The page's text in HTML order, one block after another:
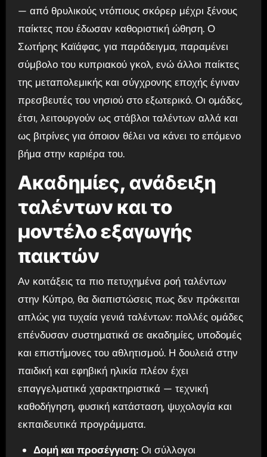
— από θρυλικούς ντόπιους σκόρερ μέχρι ξένους
παίκτες που έδωσαν καθοριστική ώθηση. Ο
Σωτήρης Καϊάφας, για παράδειγμα, παραμένει
σύμβολο του κυπριακού γκολ, ενώ άλλοι παίκτες
της μεταπολεμικής και σύγχρονης εποχής έγιναν
πρεσβευτές του νησιού στο εξωτερικό. Οι ομάδες,
έτσι, λειτουργούν ως στάβλοι ταλέντων αλλά και
ως βιτρίνες για όποιον θέλει να κάνει το επόμενο
βήμα στην καριέρα του.
Ακαδημίες, ανάδειξη
ταλέντων και το
μοντέλο εξαγωγής
παικτών
Αν κοιτάξεις τα πιο πετυχημένα ροή ταλέντων
στην Κύπρο, θα διαπιστώσεις πως δεν πρόκειται
απλώς για τυχαία γενιά ταλέντων: πολλές ομάδες
επένδυσαν συστηματικά σε ακαδημίες, υποδομές
και επιστήμονες του αθλητισμού. Η δουλειά στην
παιδική και εφηβική ηλικία πλέον έχει
επαγγελματικά χαρακτηριστικά — τεχνική
καθοδήγηση, φυσική κατάσταση, ψυχολογία και
εκπαιδευτικά προγράμματα.
Δομή και προσέγγιση:Οι σύλλογοι